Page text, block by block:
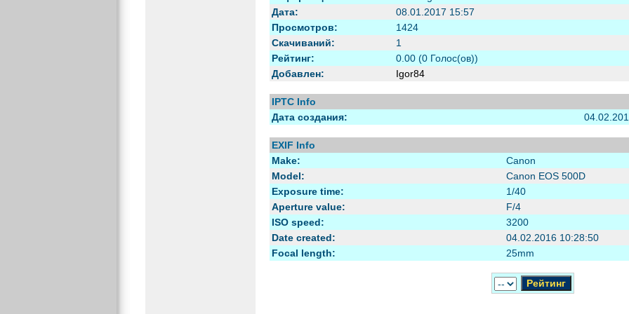
Дата:
08.01.2017 15:57
Просмотров:
1424
Скачиваний:
1
Рейтинг:
0.00 (0 Голос(ов))
Добавлен:
Igor84
IPTC Info
Дата создания:
EXIF Info
Make:
Canon
Model:
Canon EOS 500D
Exposure time:
1/40
Aperture value:
F/4
ISO speed:
3200
Date created:
04.02.2016 10:28:50
Focal length:
25mm